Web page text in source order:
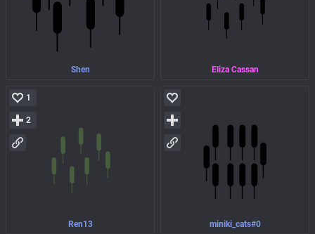
Shen Eliza Cassan
Ren13
1
2
miniki_cats#0